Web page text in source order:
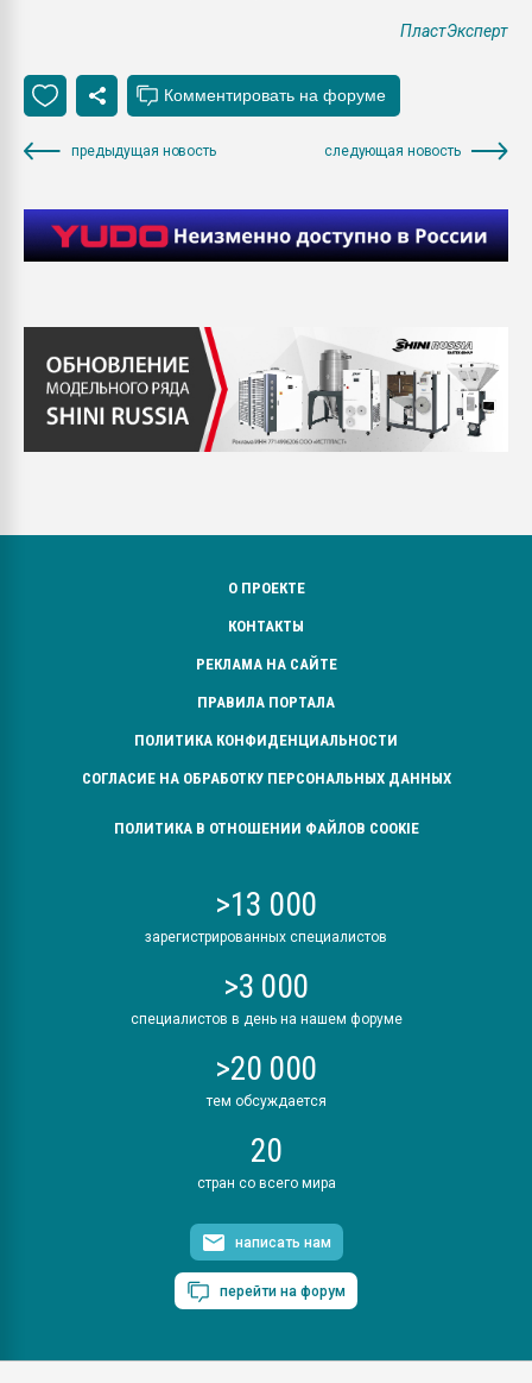
ПластЭксперт
предыдущая новость следующая новость
О ПРОЕКТЕ
КОНТАКТЫ
РЕКЛАМА НА САЙТЕ
ПРАВИЛА ПОРТАЛА
ПОЛИТИКА КОНФИДЕНЦИАЛЬНОСТИ
СОГЛАСИЕ НА ОБРАБОТКУ ПЕРСОНАЛЬНЫХ ДАННЫХ
ПОЛИТИКА В ОТНОШЕНИИ ФАЙЛОВ COOKIE
>13 000
зарегистрированных специалистов
>3 000
специалистов в день на нашем форуме
>20 000
тем обсуждается
20
стран со всего мира
написать нам
перейти на форум